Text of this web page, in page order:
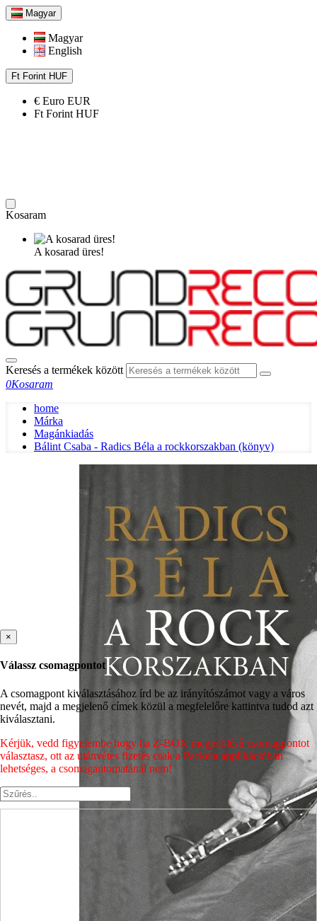
Magyar
Magyar
English
Ft Forint HUF
€ Euro EUR
Ft Forint HUF
Kosaram
A kosarad üres!
Keresés a termékek között
0Kosaram
home
Márka
Magánkiadás
Bálint Csaba - Radics Béla a rockkorszakban (könyv)
×
Válassz csomagpontot
A csomagpont kiválasztásához írd be az irányítószámot vagy a város
nevét, majd a megjelenő címek közül a megfelelőre kattintva tudod azt
kiválasztani.
Kérjük, vedd figyelembe hogy ha Z-BOX megjelölésű csomagpontot
választasz, ott az utánvétes fizetés csak a Packeta applikációban
lehetséges, a csomagautomatánál nem!